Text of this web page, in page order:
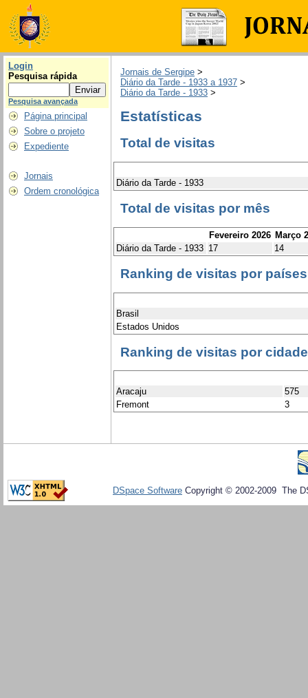
Login
Pesquisa rápida
Pesquisa avançada
Página principal
Sobre o projeto
Expediente
Jornais
Ordem cronológica
Jornais de Sergipe >
Diário da Tarde - 1933 a 1937 >
Diário da Tarde - 1933 >
Estatísticas
Total de visitas
Diário da Tarde - 1933
Total de visitas por mês
Fevereiro 2026 Março
Diário da Tarde - 1933 17 14
Ranking de visitas por países
Brasil
Estados Unidos
Ranking de visitas por
Aracaju
575
Fremont
3
DSpace Software Copyright © 2002-2009 The